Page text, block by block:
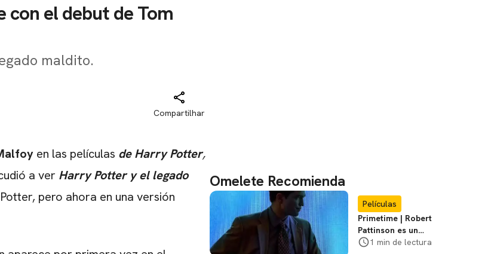
con el debut de Tom
maldito.
Compartilhar
en las películas de Harry Potter,
a ver Harry Potter y el legado
pero ahora en una versión
Omelete Recomienda
Películas
Primetime | Robert
Pattinson es un
cazador de
1 min de lectura